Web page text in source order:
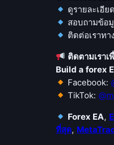
ดูรายละเอี
สอบถามข้อ
ติดต่อเราท
ติดตามเราเ
Build a forex
Facebook:
TikTok:
Forex EA,
ที่สุด,